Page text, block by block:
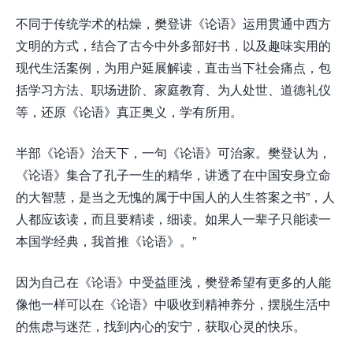
不同于传统学术的枯燥，樊登讲《论语》运用贯通中西方
文明的方式，结合了古今中外多部好书，以及趣味实用的
现代生活案例，为用户延展解读，直击当下社会痛点，包
括学习方法、职场进阶、家庭教育、为人处世、道德礼仪
等，还原《论语》真正奥义，学有所用。
半部《论语》治天下，一句《论语》可治家。樊登认为，
《论语》集合了孔子一生的精华，讲透了在中国安身立命
的大智慧，是当之无愧的属于中国人的人生答案之书”，人
人都应该读，而且要精读，细读。如果人一辈子只能读一
本国学经典，我首推《论语》。”
因为自己在《论语》中受益匪浅，樊登希望有更多的人能
像他一样可以在《论语》中吸收到精神养分，摆脱生活中
的焦虑与迷茫，找到内心的安宁，获取心灵的快乐。